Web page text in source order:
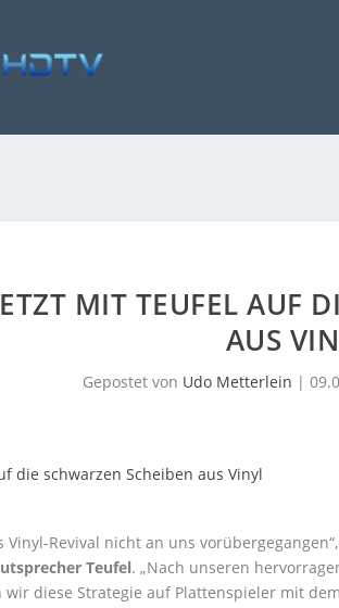
MIT TEUFEL AUF
AUS
Gepostet von Udo Metterlein |
Vinyl-Revival nicht an uns
Teufel. „Nach unseren
wir diese Strategie auf Plattenspieler mit